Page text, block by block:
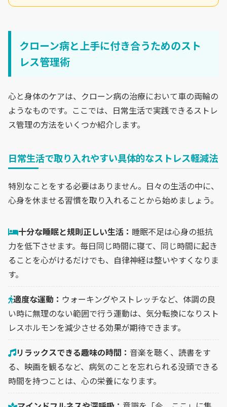
クローン病と上手に付き合うためのスト
レス管理術
心と身体のケアは、クローン病の治療において車の両輪の
ようなものです。ここでは、日常生活で実践できるストレ
ス管理の方法をいくつか紹介します。
日常生活で取り入れやすい具体的なストレス軽減法
特別なことをする必要はありません。日々の生活の中に、
心身を休ませる習慣を取り入れることから始めましょう。
十分な睡眠と規則正しい生活： 睡眠不足は心身の抵抗
力を低下させます。毎日同じ時間に寝て、同じ時間に起き
ることを心がけるだけでも、自律神経は整いやすくなりま
す。
適度な運動： ウォーキングやストレッチなど、体調の良
い時に無理のない範囲で行う運動は、気分転換になりスト
レスホルモンを減少させる効果が期待できます。
リラックスできる趣味の時間： 音楽を聴く、読書をす
る、映画を観るなど、病気のことを忘れられる没頭できる
時間を持つことは、心の栄養になります。